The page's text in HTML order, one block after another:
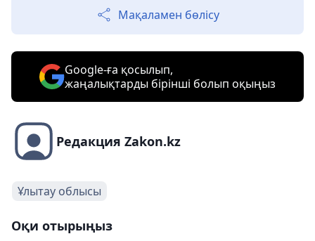
Мақаламен бөлісу
Google-ға қосылып,
жаңалықтарды бірінші болып оқыңыз
Редакция Zakon.kz
Ұлытау облысы
Оқи отырыңыз